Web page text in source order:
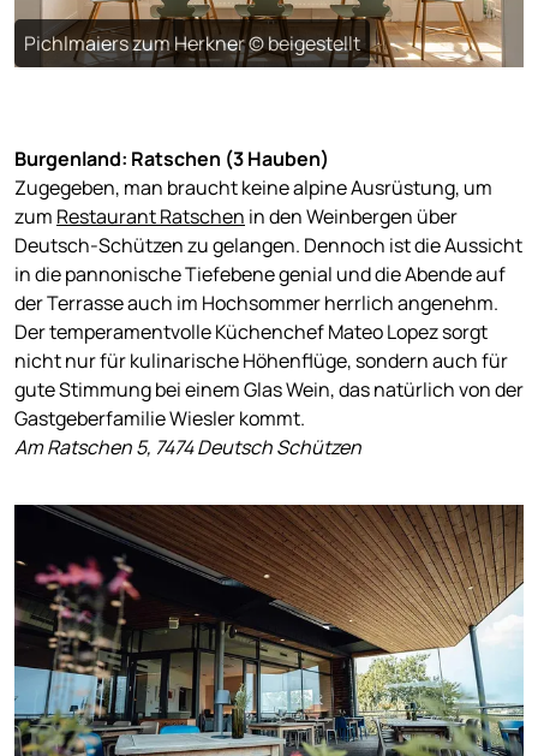
Pichlmaiers zum Herkner © beigestellt
Burgenland: Ratschen (3 Hauben)
Zugegeben, man braucht keine alpine Ausrüstung, um
zum Restaurant Ratschen in den Weinbergen über
Deutsch-Schützen zu gelangen. Dennoch ist die Aussicht
in die pannonische Tiefebene genial und die Abende auf
der Terrasse auch im Hochsommer herrlich angenehm.
Der temperamentvolle Küchenchef Mateo Lopez sorgt
nicht nur für kulinarische Höhenflüge, sondern auch für
gute Stimmung bei einem Glas Wein, das natürlich von der
Gastgeberfamilie Wiesler kommt.
Am Ratschen 5, 7474 Deutsch Schützen